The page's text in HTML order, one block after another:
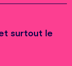
surtout le